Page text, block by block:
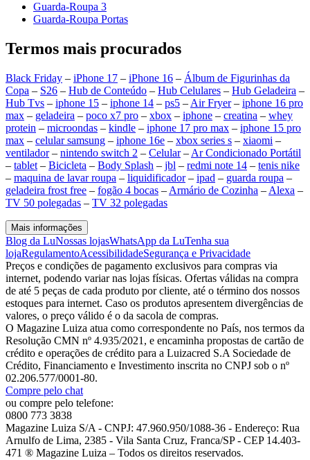
Guarda-Roupa 3
Guarda-Roupa Portas
Termos mais procurados
Black Friday – iPhone 17 – iPhone 16 – Álbum de Figurinhas da
Copa – S26 – Hub de Conteúdo – Hub Celulares – Hub Geladeira –
Hub Tvs – iphone 15 – iphone 14 – ps5 – Air Fryer– iphone 16 pro
max – geladeira – poco x7 pro – xbox – iphone – creatina – whey
protein – microondas – kindle – iphone 17 pro max – iphone 15 pro
max – celular samsung – iphone 16e – xbox series s – xiaomi –
ventilador– nintendo switch 2 – Celular– Ar Condicionado Portátil
– tablet – Bicicleta – Body Splash – jbl – redmi note 14 – tenis nike
– maquina de lavar roupa – liquidificador– ipad – guarda roupa –
geladeira frost free – fogão 4 bocas – Armário de Cozinha – Alexa –
TV 50 polegadas – TV 32 polegadas
Mais informações
Blog da LuNossas lojasWhatsApp da LuTenha sua
lojaRegulamentoAcessibilidadeSegurança e Privacidade
Preços e condições de pagamento exclusivos para compras via
internet, podendo variar nas lojas físicas. Ofertas válidas na compra
de até 5 peças de cada produto por cliente, até o término dos nossos
estoques para internet. Caso os produtos apresentem divergências de
valores, o preço válido é o da sacola de compras.
O Magazine Luiza atua como correspondente no País, nos termos da
Resolução CMN nº 4.935/2021, e encaminha propostas de cartão de
crédito e operações de crédito para a Luizacred S.A Sociedade de
Crédito, Financiamento e Investimento inscrita no CNPJ sob o nº
02.206.577/0001-80.
Compre pelo chat
ou compre pelo telefone:
0800 773 3838
Magazine Luiza S/A - CNPJ: 47.960.950/1088-36 - Endereço: Rua
Arnulfo de Lima, 2385 - Vila Santa Cruz, Franca/SP - CEP 14.403-
471 ® Magazine Luiza – Todos os direitos reservados.